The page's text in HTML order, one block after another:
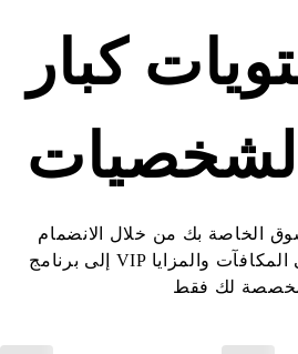
كبار
الشخصيات
الخاصة بك من خلال الانضمام
إلى برنامج VIP الخاص بنا للوصول إلى المكافآت والمزايا